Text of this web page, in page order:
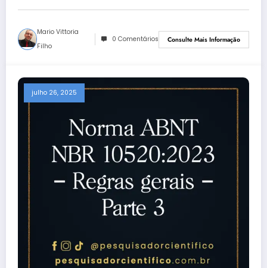
Mario Vittoria
Filho
0 Comentários Consulte Mais Informação
julho 26, 2025